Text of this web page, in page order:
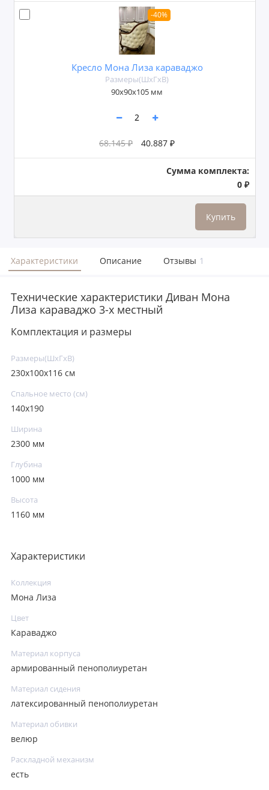
-40%
Кресло Мона Лиза караваджо
Размеры(ШxГxВ)
90x90x105 мм
68.145 ₽ 40.887 ₽
Сумма комплекта:
0 ₽
Купить
Характеристики Описание Отзывы 1
Технические характеристики Диван Мона
Лиза караваджо 3-х местный
Комплектация и размеры
Размеры(ШxГxВ)
230х100х116 см
Спальное место (см)
140х190
Ширина
2300 мм
Глубина
1000 мм
Высота
1160 мм
Характеристики
Коллекция
Мона Лиза
Цвет
Караваджо
Материал корпуса
армированный пенополиуретан
Материал сидения
латексированный пенополиуретан
Материал обивки
велюр
Раскладной механизм
есть